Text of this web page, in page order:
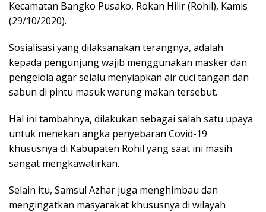
Kecamatan Bangko Pusako, Rokan Hilir (Rohil), Kamis
(29/10/2020).
Sosialisasi yang dilaksanakan terangnya, adalah
kepada pengunjung wajib menggunakan masker dan
pengelola agar selalu menyiapkan air cuci tangan dan
sabun di pintu masuk warung makan tersebut.
Hal ini tambahnya, dilakukan sebagai salah satu upaya
untuk menekan angka penyebaran Covid-19
khususnya di Kabupaten Rohil yang saat ini masih
sangat mengkawatirkan.
Selain itu, Samsul Azhar juga menghimbau dan
mengingatkan masyarakat khususnya di wilayah